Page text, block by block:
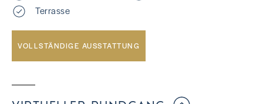
Terrasse
VOLLSTÄNDIGE AUSSTATTUNG